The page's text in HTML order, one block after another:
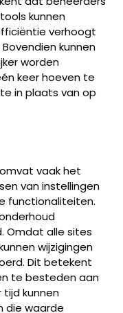
kunnen
verhoogt
kunnen
worden
keer hoeven te
in plaats van op
vaak het
van instellingen
functionaliteiten.
Omdat alle sites
wijzigingen
Dit betekent
te besteden aan
kunnen
die waarde